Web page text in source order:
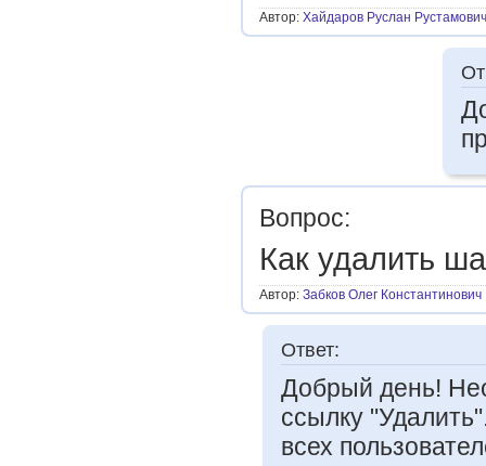
Автор: Хайдаров Руслан Рустамович
Вопрос:
Как удалить
Автор: Забков Олег Константинович
Ответ:
Добрый день!
ссылку
всех